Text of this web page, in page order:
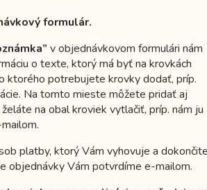
formulár.
v objednávkovom formulári nám
o texte, ktorý má byť na krovkách
ktorého potrebujete krovky dodať, príp.
Na tomto mieste môžete pridať aj
na obal kroviek vytlačiť, príp. nám ju
platby, ktorý Vám vyhovuje a
objednávky Vám potvrdíme e-mailom.